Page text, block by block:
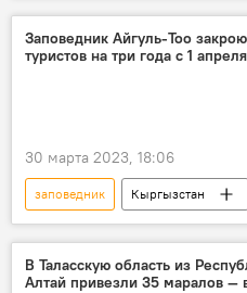
туризм
Ош
Ошская область
Заповедник Айгуль-Тоо
туристов на три года с 1 апреля
30 марта 2023, 18:06
заповедник Кыргызстан
цветок Айгуль
запрет
В Таласскую область из
Алтай привезли 35 маралов —